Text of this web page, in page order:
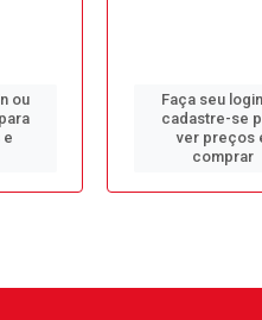
ou
e
Faça seu
cadastre-se
ver preços
comprar